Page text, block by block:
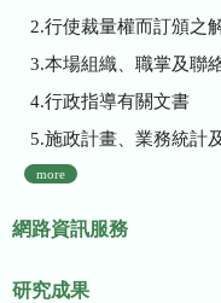
2.行使裁量權而訂頒之解釋性規定及裁
3.本場組織、職掌及聯
4.行政指導有關文書
5.施政計畫、業務統計及研究
more
網路資訊服務
研究成果